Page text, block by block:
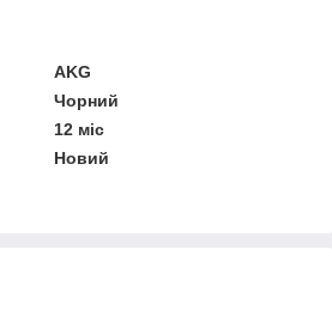
AKG
Чорний
12 міс
Новий